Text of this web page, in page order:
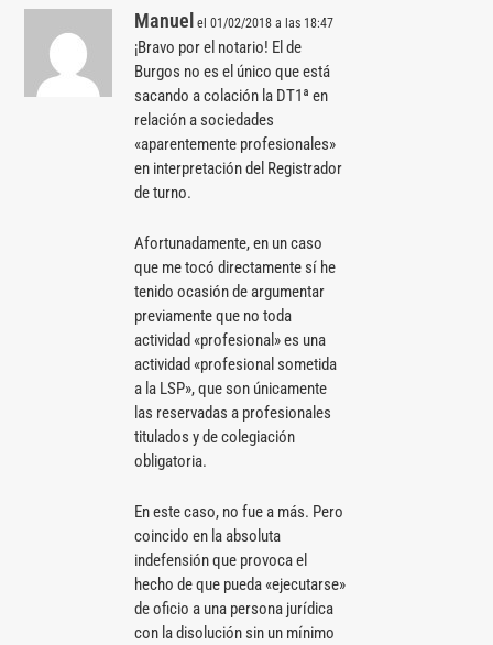
Manuel el 01/02/2018 a las 18:47
¡Bravo por el notario! El de
Burgos no es el único que está
sacando a colación la DT1ª en
relación a sociedades
«aparentemente profesionales»
en interpretación del Registrador
de turno.
Afortunadamente, en un caso
que me tocó directamente sí he
tenido ocasión de argumentar
previamente que no toda
actividad «profesional» es una
actividad «profesional sometida
a la LSP», que son únicamente
las reservadas a profesionales
titulados y de colegiación
obligatoria.
En este caso, no fue a más. Pero
coincido en la absoluta
indefensión que provoca el
hecho de que pueda «ejecutarse»
de oficio a una persona jurídica
con la disolución sin un mínimo